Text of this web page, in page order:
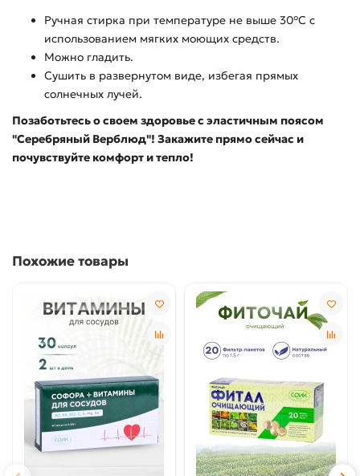
Ручная стирка при температуре не выше 30°C с
использованием мягких моющих средств.
Можно гладить.
Сушить в развернутом виде, избегая прямых
солнечных лучей.
Позаботьтесь о своем здоровье с эластичным поясом
"Серебряный Верблюд"! Закажите прямо сейчас и
почувствуйте комфорт и тепло!
Похожие товары